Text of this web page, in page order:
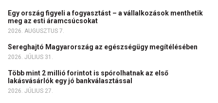
Egy ország figyeli a fogyasztást – a vállalkozások menthetik
meg az esti áramcsúcsokat
2026. AUGUSZTUS 7.
Sereghajtó Magyarország az egészségügy megítélésében
2026. JÚLIUS 31.
Több mint 2 millió forintot is spórolhatnak az első
lakásvásárlók egy jó bankválasztással
2026. JÚLIUS 27.